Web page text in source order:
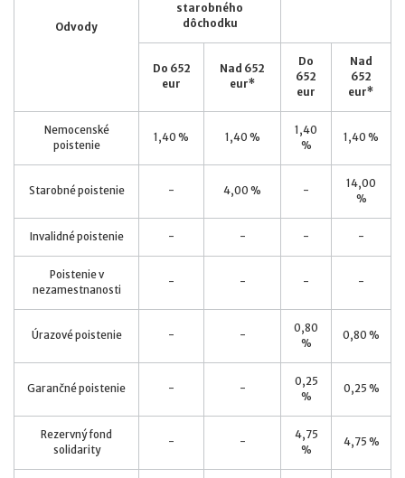
Odvody
starobného
dôchodku
Do 652
eur
Nad 652
eur*
Do
652
eur
Nad
652
eur*
Nemocenské
poistenie
1,40 % 1,40 %
1,40
%
1,40 %
Starobné poistenie - 4,00 % -
14,00
%
Invalidné poistenie - - - -
Poistenie v
nezamestnanosti
- - - -
Úrazové poistenie - -
0,80
%
0,80 %
Garančné poistenie - -
0,25
%
0,25 %
Rezervný fond
solidarity
- -
4,75
%
4,75 %